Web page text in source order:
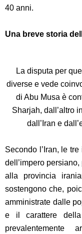
40 anni.
Una breve storia
La disputa per
diverse e vede
di Abu Musa è
Sharjah, dall’altro
dall’Iran e
Secondo l’Iran, le tre
dell’impero
alla provincia
sostengono che,
amministrate dalle
e il carattere